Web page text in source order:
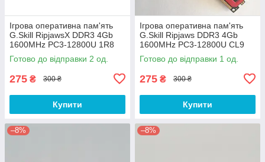
Ігрова оперативна пам'ять
G.Skill RipjawsX DDR3 4Gb
1600MHz PC3-12800U 1R8
CL9 (F3-12800CL9D-8GBXL)
Б/В
Готово до відправки 2 од.
275 ₴ 300 ₴
Купити
Ігрова оперативна пам'ять
G.Skill Ripjaws DDR3 4Gb
1600MHz PC3-12800U CL9
(F3-12800CL9Q-16GBRL) Б/В
Готово до відправки 1 од.
275 ₴ 300 ₴
Купити
–8% –8%